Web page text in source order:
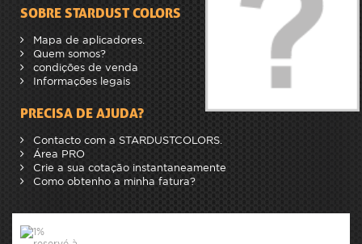
SOBRE STARDUST COLORS
Mapa de aplicadores.
Quem somos?
condições de venda
Informações legais
PRECISA DE AJUDA?
Contacto com a STARDUSTCOLORS.
Área PRO
Crie a sua cotação instantaneamente
Como obtenho a minha fatura?